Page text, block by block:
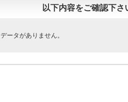
以下内容をご確認下さ
データがありません。